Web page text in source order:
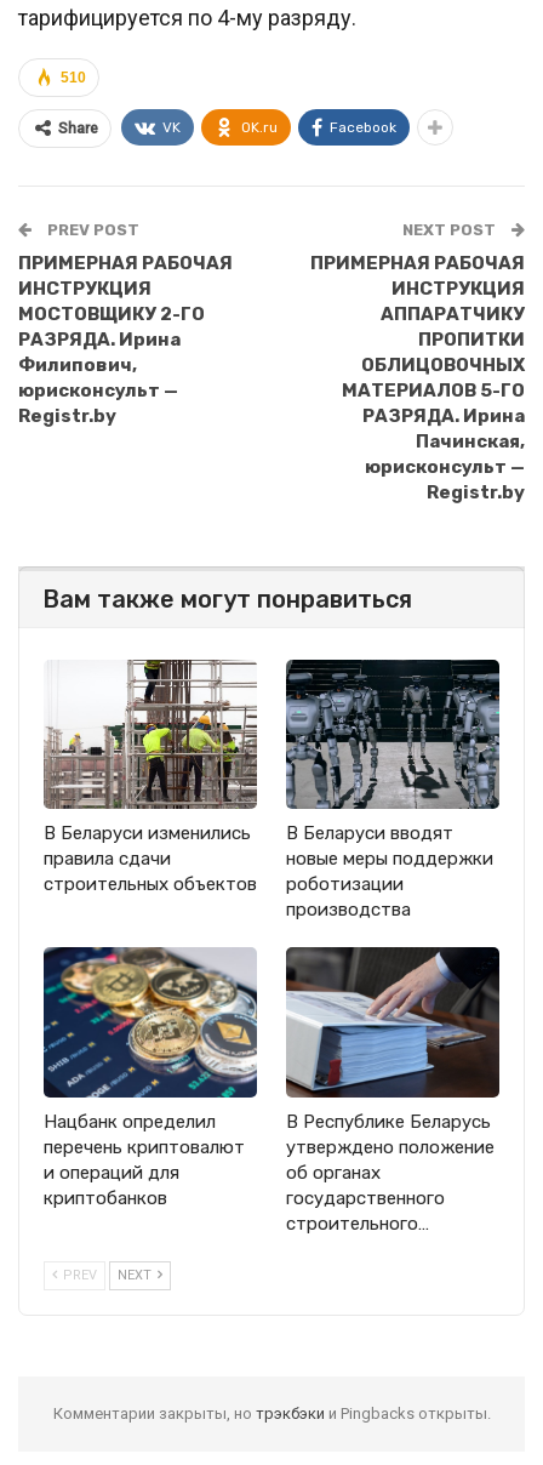
тарифицируется по 4-му разряду.
510
Share VK OK.ru Facebook
PREV POST
ПРИМЕРНАЯ РАБОЧАЯ
ИНСТРУКЦИЯ
МОСТОВЩИКУ 2-ГО
РАЗРЯДА. Ирина
Филипович,
юрисконсульт —
Registr.by
NEXT POST
ПРИМЕРНАЯ РАБОЧАЯ
ИНСТРУКЦИЯ
АППАРАТЧИКУ
ПРОПИТКИ
ОБЛИЦОВОЧНЫХ
МАТЕРИАЛОВ 5-ГО
РАЗРЯДА. Ирина
Пачинская,
юрисконсульт —
Registr.by
Вам также могут понравиться
В Беларуси изменились
правила сдачи
строительных объектов
В Беларуси вводят
новые меры поддержки
роботизации
производства
Нацбанк определил
перечень криптовалют
и операций для
криптобанков
В Республике Беларусь
утверждено положение
об органах
государственного
строительного…
PREV NEXT
Комментарии закрыты, но трэкбэки и Pingbacks открыты.